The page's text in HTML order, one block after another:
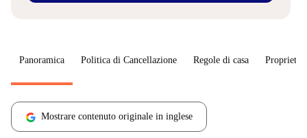
Panoramica Politica di Cancellazione Regole di casa
Mostrare contenuto originale in inglese